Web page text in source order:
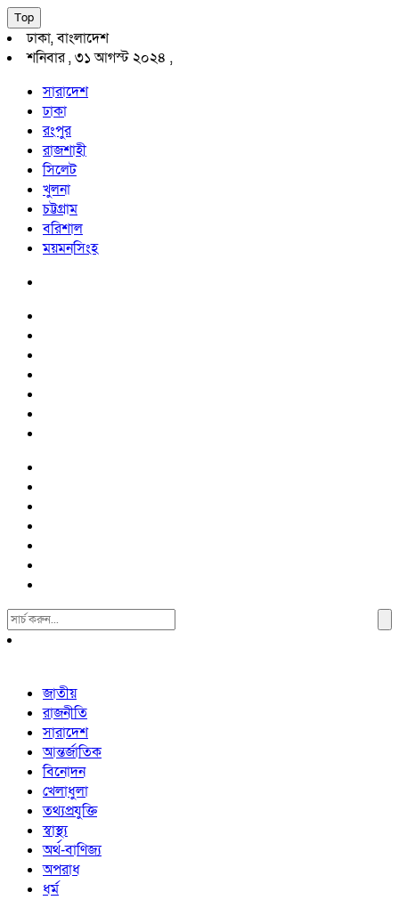
Top
ঢাকা, বাংলাদেশ
শনিবার , ৩১ আগস্ট ২০২৪ ,
সারাদেশ
ঢাকা
রংপুর
রাজশাহী
সিলেট
খুলনা
চট্টগ্রাম
বরিশাল
ময়মনসিংহ
Search
For:
জাতীয়
রাজনীতি
সারাদেশ
আন্তর্জাতিক
বিনোদন
খেলাধুলা
তথ্যপ্রযুক্তি
স্বাস্থ্য
অর্থ-বাণিজ্য
অপরাধ
ধর্ম